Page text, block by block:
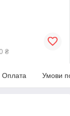
₴
Оплата Умови